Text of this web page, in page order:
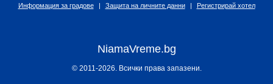
Информация за градове | Защита на личните данни | Регистрирай хотел
NiamaVreme.bg
© 2011-2026. Всички права запазени.